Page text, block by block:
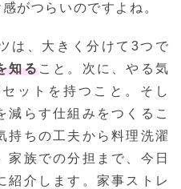
がつらいのですよね。
は、大きく分けて3つで
知ること。次に、やる気
ットを持つこと。そし
減らす仕組みをつくるこ
持ちの工夫から料理洗濯
家族での分担まで、今日
紹介します。家事ストレ